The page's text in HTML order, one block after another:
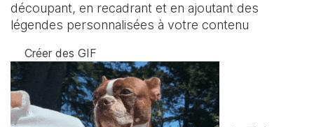
découpant, en recadrant et en ajoutant des
légendes personnalisées à votre contenu
Créer des GIF